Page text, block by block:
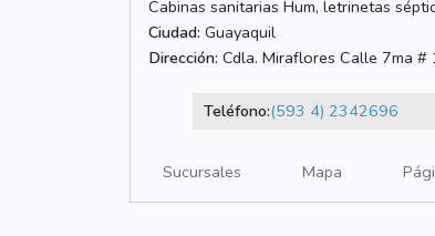
Cabinas sanitarias Hum, letrinetas
Ciudad: Guayaquil
Dirección: Cdla. Miraflores Calle 7ma #
Teléfono:(593 4) 2342696
Sucursales Mapa